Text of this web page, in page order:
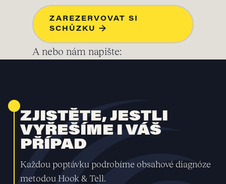
ZAREZERVOVAT SI
SCHŮZKU →
A nebo nám napište:
ZJISTĚTE, JESTLI
VYŘEŠÍME I VÁŠ
PŘÍPAD
Každou poptávku podrobíme obsahové diagnóze
metodou Hook & Tell.